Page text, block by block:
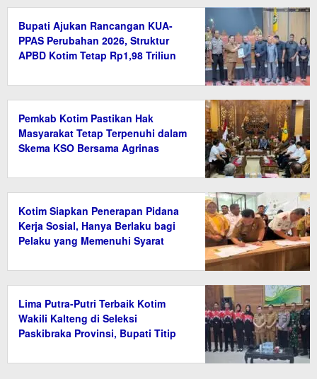
Bupati Ajukan Rancangan KUA-
PPAS Perubahan 2026, Struktur
APBD Kotim Tetap Rp1,98 Triliun
Pemkab Kotim Pastikan Hak
Masyarakat Tetap Terpenuhi dalam
Skema KSO Bersama Agrinas
Kotim Siapkan Penerapan Pidana
Kerja Sosial, Hanya Berlaku bagi
Pelaku yang Memenuhi Syarat
Lima Putra-Putri Terbaik Kotim
Wakili Kalteng di Seleksi
Paskibraka Provinsi, Bupati Titip